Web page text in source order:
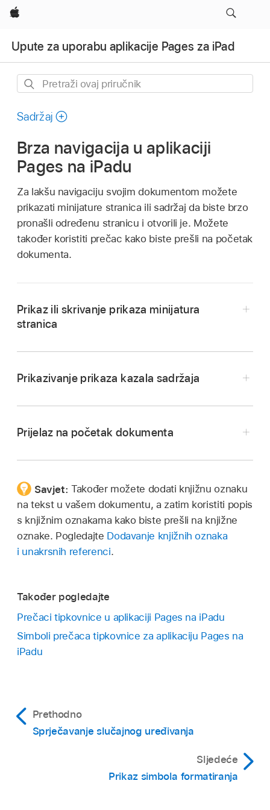
Apple
Upute za uporabu aplikacije Pages za iPad
Pretraži
priručnik
Sadržaj
Brza navigacija u aplikaciji
Pages na iPadu
Za lakšu navigaciju svojim dokumentom možete
prikazati minijature stranica ili sadržaj da biste brzo
pronašli određenu stranicu i otvorili je. Možete
također koristiti prečac kako biste prešli na početak
dokumenta.
Prikaz ili skrivanje prikaza minijatura
stranica
Minijature stranice
Za skrivanje prikaza minijatura stranice povucite
Prikazivanje prikaza kazala sadržaja
Otvorite dokument, zatim dodirnite
zaslona.
Dodirnite stavku za prijelaz na tu stranicu.
Za zatvaranje kazala sadržaja bez zatvaranja
trenutačne stranice dodirnite dokument.
Prijelaz na početak dokumenta
prikazano vrijeme, iznad alatne trake aplikacije
Pages).
Savjet:Također možete dodati knjižnu oznaku
na tekst u vašem dokumentu, a zatim koristiti popis
s knjižnim oznakama kako biste prešli na knjižne
oznake. Pogledajte Dodavanje knjižnih oznaka
i unakrsnih referenci.
Također pogledajte
Prečaci tipkovnice u aplikaciji Pages na iPadu
Simboli prečaca tipkovnice za aplikaciju Pages na
iPadu
Prethodno
Sprječavanje slučajnog uređivanja
Sljedeće
Prikaz simbola formatiranja